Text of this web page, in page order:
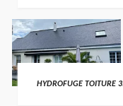
HYDROFUGE TOITURE